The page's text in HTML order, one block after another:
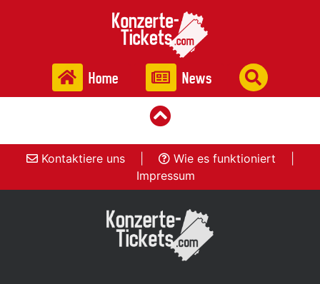
Home News
Kontaktiere uns Wie es funktioniert
Impressum